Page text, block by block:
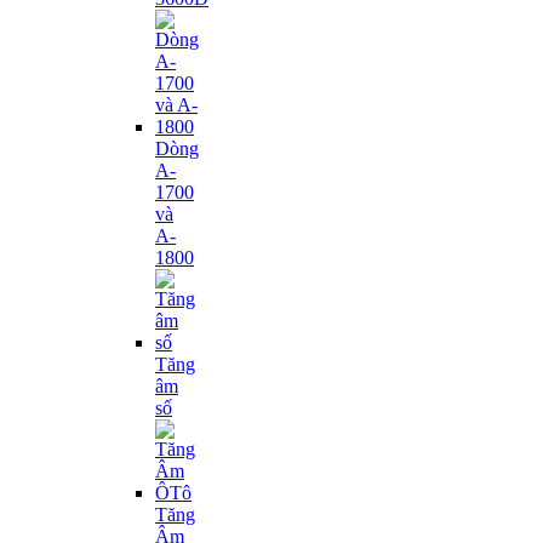
Dòng
A-
1700
và
A-
1800
Tăng
âm
số
Tăng
Âm